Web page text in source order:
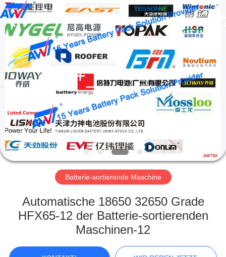
HEIM
PRODUKTE
ÜBER
UNS
WERKSBESICHTIGUNG
QUALITÄTSKONTROLLE
KONTAKTIEREN
SIE
(Xiamen)
Intelligent
Equipment
Co.,Ltd.
Rights
Batterie-sortierende Maschine
Automatische 18650 32650 Grade
HFX65-12 der Batterie-sortierenden
Maschinen-12